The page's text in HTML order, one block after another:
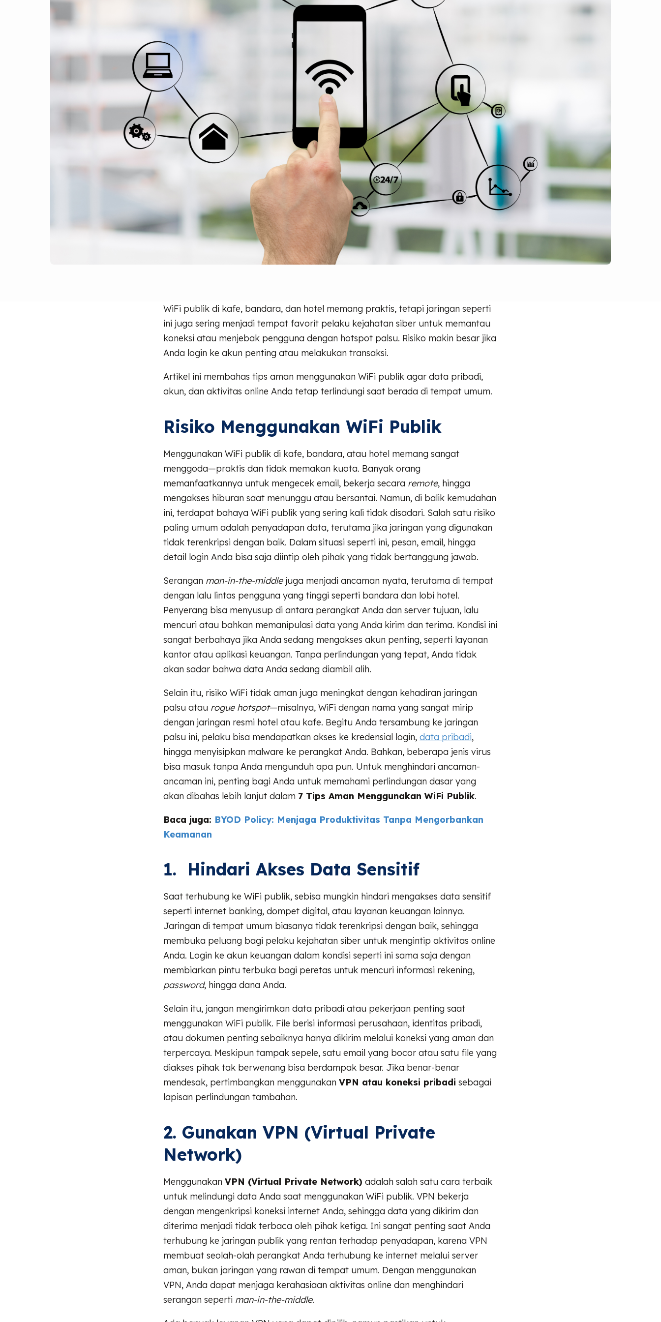
WiFi publik di kafe, bandara, dan hotel memang praktis, tetapi jaringan seperti
ini juga sering menjadi tempat favorit pelaku kejahatan siber untuk memantau
koneksi atau menjebak pengguna dengan hotspot palsu. Risiko makin besar jika
Anda login ke akun penting atau melakukan transaksi.
Artikel ini membahas tips aman menggunakan WiFi publik agar data pribadi,
akun, dan aktivitas online Anda tetap terlindungi saat berada di tempat umum.
Risiko Menggunakan WiFi Publik
Menggunakan WiFi publik di kafe, bandara, atau hotel memang sangat
menggoda—praktis dan tidak memakan kuota. Banyak orang
memanfaatkannya untuk mengecek email, bekerja secara remote, hingga
mengakses hiburan saat menunggu atau bersantai. Namun, di balik kemudahan
ini, terdapat bahaya WiFi publik yang sering kali tidak disadari. Salah satu risiko
paling umum adalah penyadapan data, terutama jika jaringan yang digunakan
tidak terenkripsi dengan baik. Dalam situasi seperti ini, pesan, email, hingga
detail login Anda bisa saja diintip oleh pihak yang tidak bertanggung jawab.
Serangan man-in-the-middlejuga menjadi ancaman nyata, terutama di tempat
dengan lalu lintas pengguna yang tinggi seperti bandara dan lobi hotel.
Penyerang bisa menyusup di antara perangkat Anda dan server tujuan, lalu
mencuri atau bahkan memanipulasi data yang Anda kirim dan terima. Kondisi ini
sangat berbahaya jika Anda sedang mengakses akun penting, seperti layanan
kantor atau aplikasi keuangan. Tanpa perlindungan yang tepat, Anda tidak
akan sadar bahwa data Anda sedang diambil alih.
Selain itu, risiko WiFi tidak aman juga meningkat dengan kehadiran jaringan
palsu atau rogue hotspot—misalnya, WiFi dengan nama yang sangat mirip
dengan jaringan resmi hotel atau kafe. Begitu Anda tersambung ke jaringan
palsu ini, pelaku bisa mendapatkan akses ke kredensial login, data pribadi,
hingga menyisipkan malware ke perangkat Anda. Bahkan, beberapa jenis virus
bisa masuk tanpa Anda mengunduh apa pun. Untuk menghindari ancaman-
ancaman ini, penting bagi Anda untuk memahami perlindungan dasar yang
akan dibahas lebih lanjut dalam 7 Tips Aman Menggunakan WiFi Publik.
Baca juga: BYOD Policy: Menjaga Produktivitas Tanpa Mengorbankan
Keamanan
1. Hindari Akses Data Sensitif
Saat terhubung ke WiFi publik, sebisa mungkin hindari mengakses data sensitif
seperti internet banking, dompet digital, atau layanan keuangan lainnya.
Jaringan di tempat umum biasanya tidak terenkripsi dengan baik, sehingga
membuka peluang bagi pelaku kejahatan siber untuk mengintip aktivitas online
Anda. Login ke akun keuangan dalam kondisi seperti ini sama saja dengan
membiarkan pintu terbuka bagi peretas untuk mencuri informasi rekening,
password, hingga dana Anda.
Selain itu, jangan mengirimkan data pribadi atau pekerjaan penting saat
menggunakan WiFi publik. File berisi informasi perusahaan, identitas pribadi,
atau dokumen penting sebaiknya hanya dikirim melalui koneksi yang aman dan
terpercaya. Meskipun tampak sepele, satu email yang bocor atau satu file yang
diakses pihak tak berwenang bisa berdampak besar. Jika benar-benar
mendesak, pertimbangkan menggunakan VPN atau koneksi pribadi sebagai
lapisan perlindungan tambahan.
2. Gunakan VPN (Virtual Private
Network)
Menggunakan VPN (Virtual Private Network) adalah salah satu cara terbaik
untuk melindungi data Anda saat menggunakan WiFi publik. VPN bekerja
dengan mengenkripsi koneksi internet Anda, sehingga data yang dikirim dan
diterima menjadi tidak terbaca oleh pihak ketiga. Ini sangat penting saat Anda
terhubung ke jaringan publik yang rentan terhadap penyadapan, karena VPN
membuat seolah-olah perangkat Anda terhubung ke internet melalui server
aman, bukan jaringan yang rawan di tempat umum. Dengan menggunakan
VPN, Anda dapat menjaga kerahasiaan aktivitas online dan menghindari
serangan seperti man-in-the-middle.